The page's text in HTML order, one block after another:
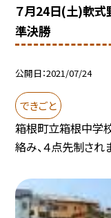
７月24日(土)軟
準決勝
公開日 2021/07/24
できごと
箱根町立箱根中学
絡み、４点先制され